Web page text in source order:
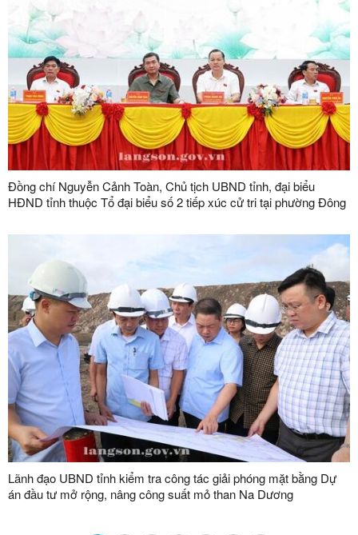
Đồng chí Nguyễn Cảnh Toàn, Chủ tịch UBND tỉnh, đại biểu
HĐND tỉnh thuộc Tổ đại biểu số 2 tiếp xúc cử tri tại phường Đông
Lãnh đạo UBND tỉnh kiểm tra công tác giải phóng mặt bằng Dự
án đầu tư mở rộng, nâng công suất mỏ than Na Dương